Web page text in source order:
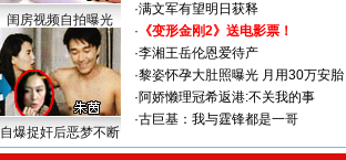
闺房视频自拍曝光
自爆捉奸后恶梦不断
·满文军有望明日获释
· 《变形金刚2》送电影票！
·李湘王岳伦恩爱待产
·黎姿怀孕大肚照曝光 月用30万安胎
·阿娇懒理冠希返港:不关我的事
·古巨基：我与霆锋都是一哥